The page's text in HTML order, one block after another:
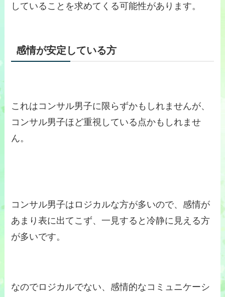
していることを求めてくる可能性があります。
感情が安定している方
これはコンサル男子に限らずかもしれませんが、
コンサル男子ほど重視している点かもしれませ
ん。
コンサル男子はロジカルな方が多いので、感情が
あまり表に出てこず、一見すると冷静に見える方
が多いです。
なのでロジカルでない、感情的なコミュニケーシ